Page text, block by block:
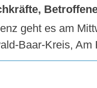
geht es am
Baar-Kreis,